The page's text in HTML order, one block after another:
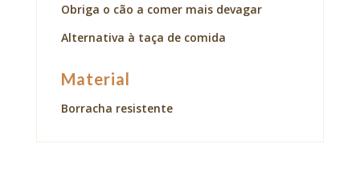
Obriga o cão a comer mais devagar
Alternativa à taça de comida
Material
Borracha resistente